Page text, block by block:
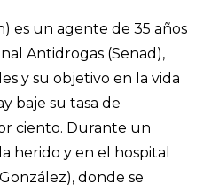
es un agente de 35 años
Antidrogas (Senad),
y su objetivo en la vida
baje su tasa de
ciento. Durante un
herido y en el hospital
donde se